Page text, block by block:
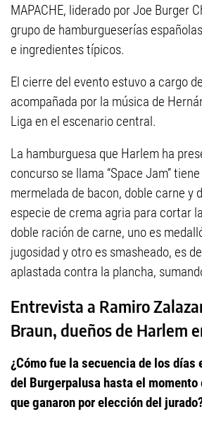
MAPACHE, liderado por Joe Burger
grupo de hamburgueserías
e ingredientes típicos.
El cierre del evento estuvo a cargo
acompañada por la música de
Liga en el escenario central.
La hamburguesa que Harlem ha
concurso se llama “Space Jam”
mermelada de bacon, doble carne y
especie de crema agria para cortar
doble ración de carne, uno es
jugosidad y otro es smasheado, es
aplastada contra la plancha,
Entrevista a Ramiro
Braun, dueños de Harlem
¿Cómo fue la secuencia de los días
del Burgerpalusa hasta el momento
que ganaron por elección del